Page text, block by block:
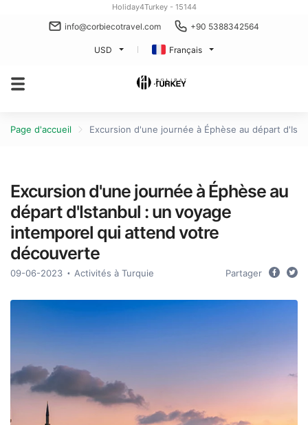
Holiday4Turkey - 15144
info@corbiecotravel.com +90 5388342564
USD Français
Page d'accueil Excursion d'une journée à Éphèse au départ
Excursion d'une journée à Éphèse au
départ d'Istanbul : un voyage
intemporel qui attend votre
découverte
09-06-2023 Activités à Turquie Partager